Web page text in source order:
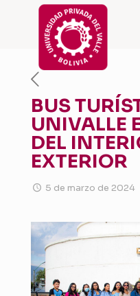
BUS
UNIVALLE
DEL
EXTERIOR
5 de marzo de 2024